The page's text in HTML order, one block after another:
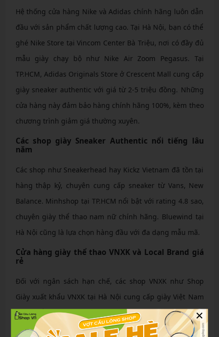
Hệ thống cửa hàng Nike và Adidas chính hãng luôn dẫn
đầu với sản phẩm chất lượng cao. Tại Hà Nội, bạn có thể
ghé Nike Store tại Vincom Center Bà Triệu, nơi có đầy đủ
mẫu giày chạy bộ như Nike Air Zoom Pegasus. Tại
TP.HCM, Adidas Originals Store ở Crescent Mall cung cấp
giày sneaker authentic với giá từ 2-5 triệu đồng. Những
cửa hàng này đảm bảo hàng chính hãng 100%, kèm theo
chương trình giảm giá thường xuyên.
Các shop giày Sneaker Authentic nổi tiếng lâu
năm
Các shop như Sneakerhead hay Kickz Vietnam đã tồn tại
hàng thập kỷ, chuyên cung cấp sneaker từ Vans, New
Balance. Minhshop tại TP.HCM nổi bật với rating 4.8 sao,
chuyên giày thể thao nam nữ chính hãng. Bluewind tại
Hà Nội cũng là lựa chọn hàng đầu với đa dạng mẫu mã.
Cửa hàng giày thể thao VNXK và Local Brand giá
rẻ
Đối với ngân sách hạn chế, các shop VNXK như Shop
Giày xuất khẩu VNXK tại Hà Nội cung cấp giày Việt Nam
xuất khẩu với giá chỉ từ 500.000 đồng. Local brand như
Biti’s Hunter hay Ananas mang đến thiết kế trẻ trung,
×